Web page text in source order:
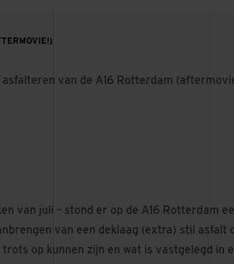
asfalteren van de A16 Rotterdam
van juli – stond er op de A16 Rotterdam
van een deklaag (extra) stil asfalt
op kunnen zijn en wat is vastgelegd in